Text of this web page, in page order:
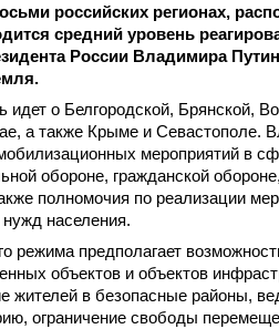
российских регионах,
средний уровень
России Владимира
идет о Белгородской, Брянской,
а также Крыме и Севастополе.
мероприятий в
обороне, гражданской
полномочия по реализации
нужд населения.
режима предполагает
объектов и объектов
жителей в безопасные районы,
ограничение свободы